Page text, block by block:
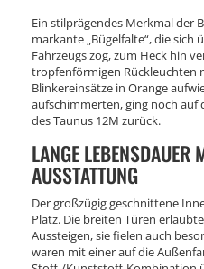
Ein stilprägendes Merkmal der
markante „Bügelfalte“, die sich
Fahrzeugs zog, zum Heck hin
tropfenförmigen Rückleuchten
Blinkereinsätze in Orange
aufschimmerten, ging noch auf
des Taunus 12M zurück.
LANGE LEBENSDAUER
USSTATTUNG
Der großzügig geschnittene
Platz. Die breiten Türen
Aussteigen, sie fielen auch
waren mit einer auf die